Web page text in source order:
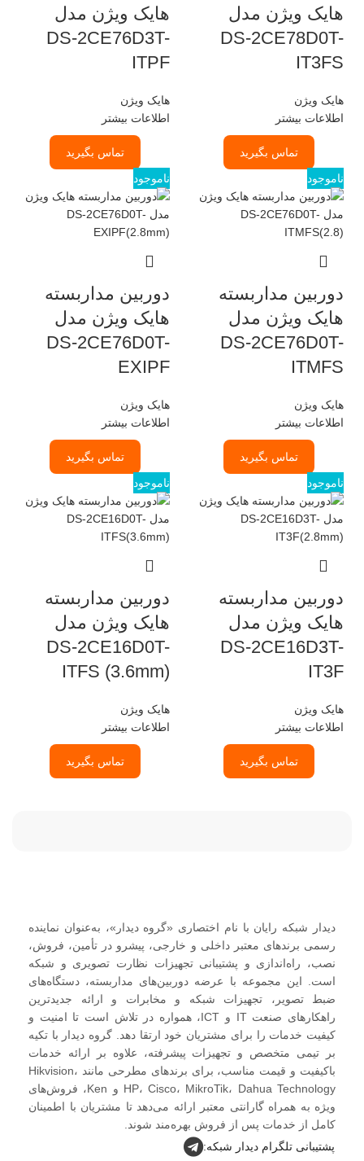
هایک ویژن مدل
DS-2CE78D0T-
IT3FS
هایک ویژن
اطلاعات بیشتر
تماس بگیرید
هایک ویژن مدل
DS-2CE76D3T-
ITPF
هایک ویژن
اطلاعات بیشتر
تماس بگیرید
ناموجود
دوربین مداربسته
هایک ویژن مدل
DS-2CE76D0T-
ITMFS
هایک ویژن
اطلاعات بیشتر
تماس بگیرید
ناموجود
دوربین مداربسته
هایک ویژن مدل
DS-2CE76D0T-
EXIPF
هایک ویژن
اطلاعات بیشتر
تماس بگیرید
ناموجود
دوربین مداربسته
هایک ویژن مدل
DS-2CE16D3T-
IT3F
هایک ویژن
اطلاعات بیشتر
تماس بگیرید
ناموجود
دوربین مداربسته
هایک ویژن مدل
DS-2CE16D0T-
ITFS (3.6mm)
هایک ویژن
اطلاعات بیشتر
تماس بگیرید
دیدار شبکه رایان با نام اختصاری «گروه دیدار»، به‌عنوان نماینده
رسمی برندهای معتبر داخلی و خارجی، پیشرو در تأمین، فروش،
نصب، راه‌اندازی و پشتیبانی تجهیزات نظارت تصویری و شبکه
است. این مجموعه با عرضه دوربین‌های مداربسته، دستگاه‌های
ضبط تصویر، تجهیزات شبکه و مخابرات و ارائه جدیدترین
راهکارهای صنعت IT و ICT، همواره در تلاش است تا امنیت و
کیفیت خدمات را برای مشتریان خود ارتقا دهد. گروه دیدار با تکیه
بر تیمی متخصص و تجهیزات پیشرفته، علاوه بر ارائه خدمات
باکیفیت و قیمت مناسب، برای برندهای مطرحی مانند Hikvision،
HP، Cisco، MikroTik، Dahua Technology و Ken، فروش‌های
ویژه به همراه گارانتی معتبر ارائه می‌دهد تا مشتریان با اطمینان
کامل از خدمات پس از فروش بهره‌مند شوند.
پشتیبانی تلگرام دیدار شبکه: